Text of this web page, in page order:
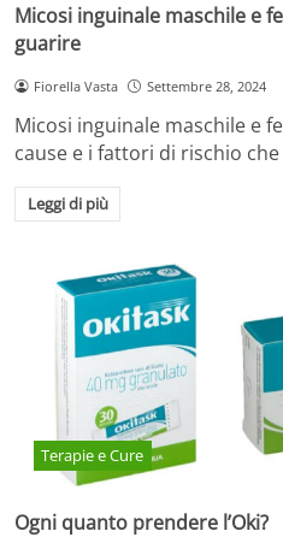
Micosi inguinale maschile e
guarire
Fiorella Vasta Settembre 28, 2024
Micosi inguinale maschile e
cause e i fattori di rischio
Leggi di più
Terapie e Cure
Ogni quanto prendere l’Oki?